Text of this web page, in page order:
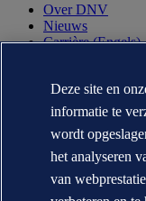
Over DNV
Nieuws
Carrière (Engels)
Contact
Neem contact op
DNV locaties
Mediacontacten
Veracity.com
Deze site en
informatie te
wordt
het analyseren
van